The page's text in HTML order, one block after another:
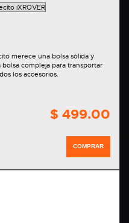
merece una bolsa sólida y
los accesorios.
$ 499.00
COMPRAR